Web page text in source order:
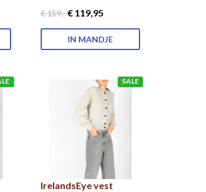
€ 159,-€ 119,95
IN MANDJE
SALE
IrelandsEye vest